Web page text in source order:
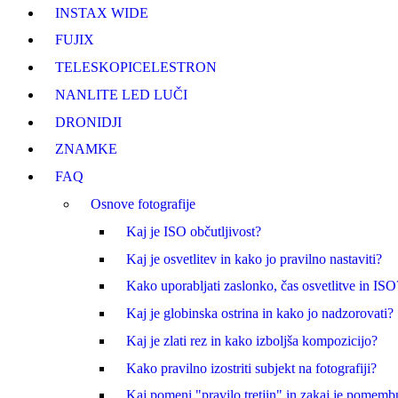
INSTAX WIDE
FUJIX
TELESKOPICELESTRON
NANLITE LED LUČI
DRONIDJI
ZNAMKE
FAQ
Osnove fotografije
Kaj je ISO občutljivost?
Kaj je osvetlitev in kako jo pravilno nastaviti?
Kako uporabljati zaslonko, čas osvetlitve in
Kaj je globinska ostrina in kako jo nadzorovati?
Kaj je zlati rez in kako izboljša kompozicijo?
Kako pravilno izostriti subjekt na fotografiji?